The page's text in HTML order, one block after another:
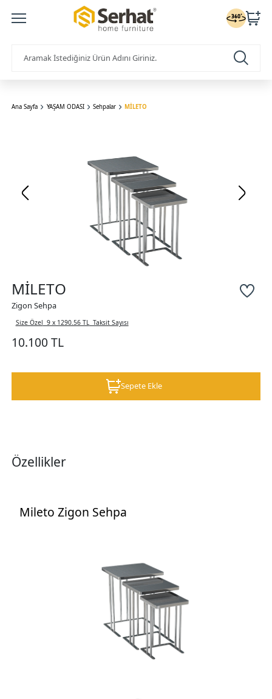
Ana Sayfa YAŞAM ODASI Sehpalar MİLETO
MİLETO
Zigon Sehpa
Size Özel 9 x 1290.56 TLTaksit Sayısı
10.100 TL
Sepete Ekle
Özellikler
Mileto Zigon Sehpa